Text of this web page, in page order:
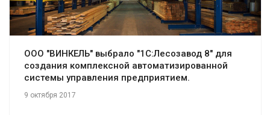
ООО "ВИНКЕЛЬ" выбрало "1С:Лесозавод 8" для
создания комплексной автоматизированной
системы управления предприятием.
9 октября 2017